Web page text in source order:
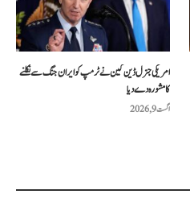
امریکی جنرل ڈین کین نے ٹرمپ کو ایران جنگ سے نکلنے
کا مشورہ دے دیا
اگست 9, 2026